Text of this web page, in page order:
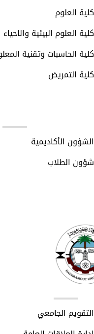
كلية العلوم
كلية العلوم البيئية والاحياء
كلية الحاسبات وتقنية
كلية التمريض
الشؤون الأكاديمية
شؤون الطلاب
التقويم الجامعي